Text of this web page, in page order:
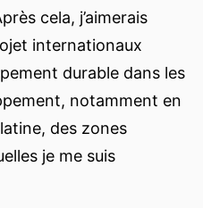
cela, j’aimerais
internationaux
durable dans les
notamment en
des zones
je me suis